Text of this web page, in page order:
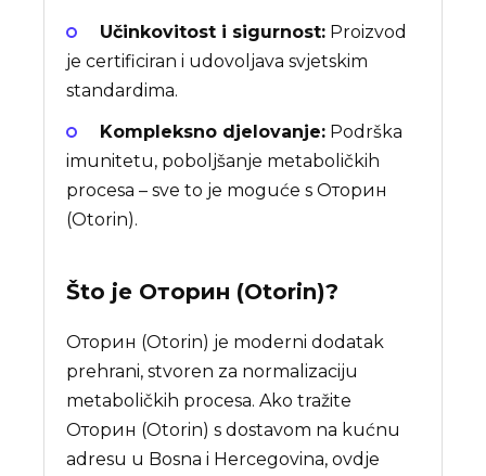
Učinkovitost i sigurnost: Proizvod
je certificiran i udovoljava svjetskim
standardima.
Kompleksno djelovanje: Podrška
imunitetu, poboljšanje metaboličkih
procesa – sve to je moguće s Оторин
(Otorin).
Što je Оторин (Otorin)?
Оторин (Otorin) je moderni dodatak
prehrani, stvoren za normalizaciju
metaboličkih procesa. Ako tražite
Оторин (Otorin) s dostavom na kućnu
adresu u Bosna i Hercegovina, ovdje